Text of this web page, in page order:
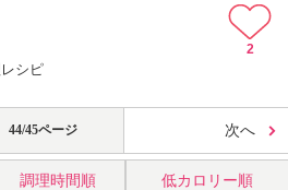
シピ
2
44/45ページ 次へ
調理時間順 低カロリー順